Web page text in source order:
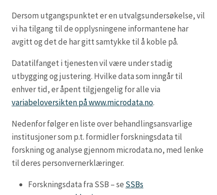
Dersom utgangspunktet er en utvalgsundersøkelse, vil
vi ha tilgang til de opplysningene informantene har
avgitt og det de har gitt samtykke til å koble på.
Datatilfanget i tjenesten vil være under stadig
utbygging og justering. Hvilke data som inngår til
enhver tid, er åpent tilgjengelig for alle via
variabeloversikten på www.microdata.no.
Nedenfor følger en liste over behandlingsansvarlige
institusjoner som p.t. formidler forskningsdata til
forskning og analyse gjennom microdata.no, med lenke
til deres personvernerklæringer.
Forskningsdata fra SSB – se SSBs